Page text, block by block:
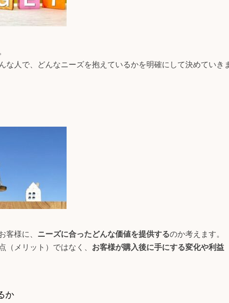
な人で、どんなニーズを抱えているかを明確にして決めていき
客様に、 ニーズに合ったどんな価値を提供するのか考えます。
（メリット）ではなく、 お客様が購入後に手にする変化や利益
か